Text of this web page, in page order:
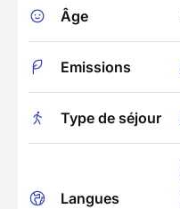
Âge
Emissions
Type de séjour
Langues